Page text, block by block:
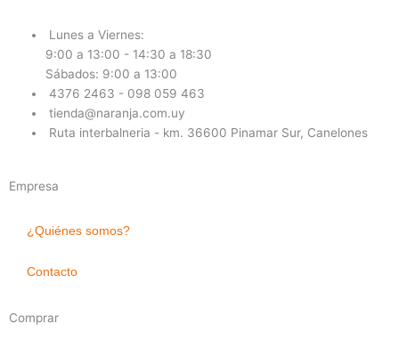
Lunes a Viernes:
9:00 a 13:00 - 14:30 a 18:30
Sábados: 9:00 a 13:00
4376 2463 - 098 059 463
tienda@naranja.com.uy
Ruta interbalneria - km. 36600 Pinamar Sur, Canelones
Empresa
¿Quiénes somos?
Contacto
Comprar